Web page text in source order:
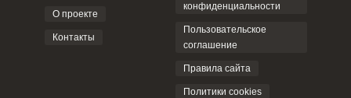
О проекте
Контакты
конфиденциальности
Пользовательское
соглашение
Правила сайта
Политики cookies